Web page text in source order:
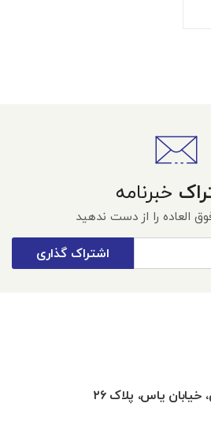
خبرنامه
العاده را از دست ندهید
اشتراک گذاری
یاس، پلاک ۲۶